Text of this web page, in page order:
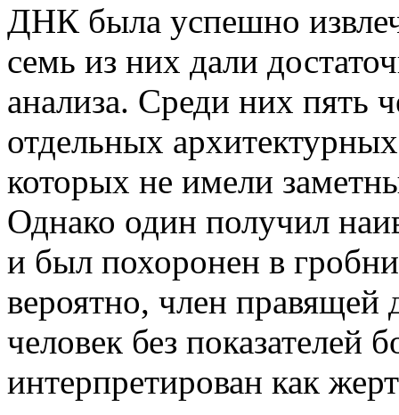
ДНК была успешно
семь из них дали
анализа. Среди них пять
отдельных
которых не имели
Однако один получил
и был похоронен в
вероятно, член
человек без показателей
интерпретирован как